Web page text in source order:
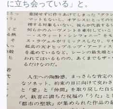
に立ち会っている」と。